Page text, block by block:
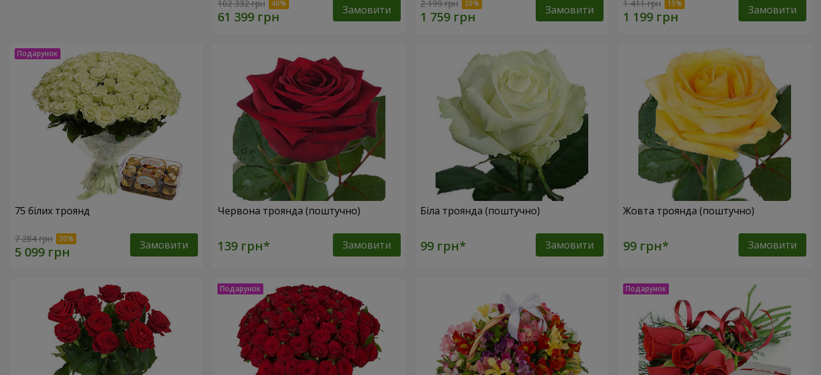
102 332 грн Замовити 2 199 грн Замовити 1 411 грн Замовити
75 білих троянд
7 284 грн Замовити
Червона троянда (поштучно)
Замовити
Біла троянда (поштучно)
Замовити
Жовта троянда (поштучно)
Замовити